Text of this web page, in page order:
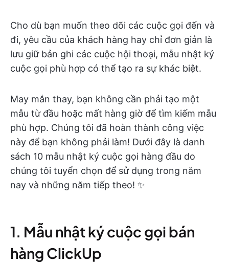
Cho dù bạn muốn theo dõi các cuộc gọi đến và
đi, yêu cầu của khách hàng hay chỉ đơn giản là
lưu giữ bản ghi các cuộc hội thoại, mẫu nhật ký
cuộc gọi phù hợp có thể tạo ra sự khác biệt.
May mắn thay, bạn không cần phải tạo một
mẫu từ đầu hoặc mất hàng giờ để tìm kiếm mẫu
phù hợp. Chúng tôi đã hoàn thành công việc
này để bạn không phải làm! Dưới đây là danh
sách 10 mẫu nhật ký cuộc gọi hàng đầu do
chúng tôi tuyển chọn để sử dụng trong năm
nay và những năm tiếp theo! ✨
1. Mẫu nhật ký cuộc gọi bán
hàng ClickUp